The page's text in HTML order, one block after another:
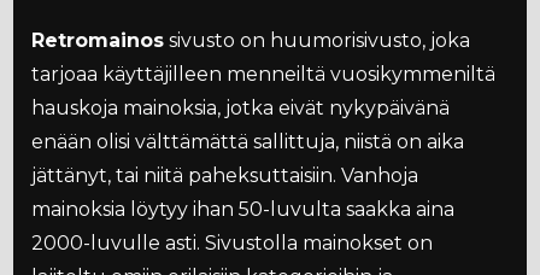
Retromainos sivusto on huumorisivusto, joka
tarjoaa käyttäjilleen menneiltä vuosikymmeniltä
hauskoja mainoksia, jotka eivät nykypäivänä
enään olisi välttämättä sallittuja, niistä on aika
jättänyt, tai niitä paheksuttaisiin. Vanhoja
mainoksia löytyy ihan 50-luvulta saakka aina
2000-luvulle asti. Sivustolla mainokset on